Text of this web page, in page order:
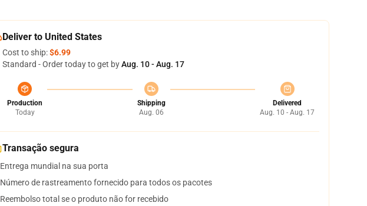
Deliver to United States
Cost to ship:$6.99
Standard - Order today to get byAug. 10 - Aug. 17
Production
Today
Shipping
Aug. 06
Delivered
Aug. 10 - Aug. 17
Transação segura
Entrega mundial na sua porta
Número de rastreamento fornecido para todos os pacotes
Reembolso total se o produto não for recebido